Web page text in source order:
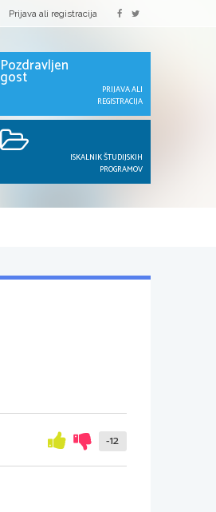
Prijava ali registracija
Pozdravljen
gost
PRIJAVA ALI
REGISTRACIJA
ISKALNIK ŠTUDIJSKIH
PROGRAMOV
-12